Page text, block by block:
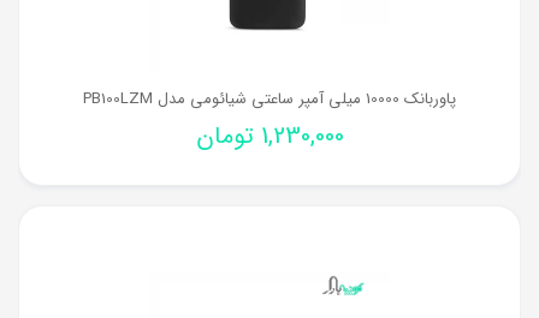
پاوربانک 10000 میلی آمپر ساعتی شیائومی مدل PB100LZM
1,230,000 تومان